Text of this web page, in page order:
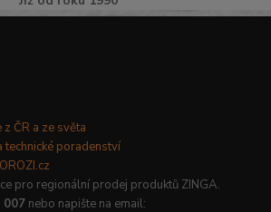
ČR a ze světa
technické poradenství
pro regionální prodej produktů ZINGA.
007 nebo napište na email: